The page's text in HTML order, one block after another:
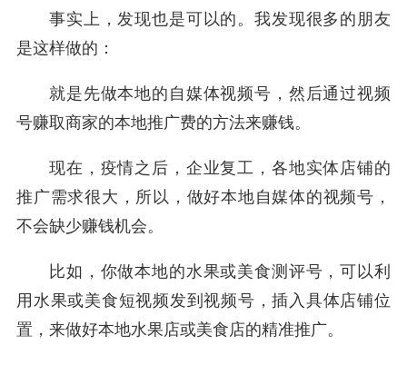
事实上，发现也是可以的。我发现很多的朋友
是这样做的：
就是先做本地的自媒体视频号，然后通过视频
号赚取商家的本地推广费的方法来赚钱。
现在，疫情之后，企业复工，各地实体店铺的
推广需求很大，所以，做好本地自媒体的视频号，
不会缺少赚钱机会。
比如，你做本地的水果或美食测评号，可以利
用水果或美食短视频发到视频号，插入具体店铺位
置，来做好本地水果店或美食店的精准推广。